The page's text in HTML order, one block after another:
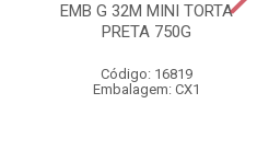
EMB G 32M MINI TORTA
PRETA 750G
Código: 16819
Embalagem: CX1